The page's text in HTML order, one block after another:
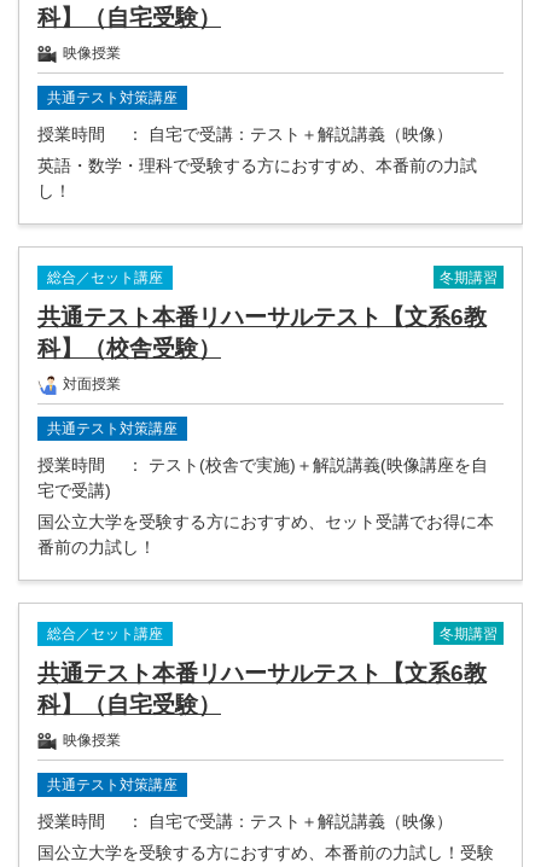
科】（自宅受験）
映像授業
共通テスト対策講座
授業時間
： 自宅で受講：テスト＋解説講義（映像）
英語・数学・理科で受験する方におすすめ、本番前の力試
し！
総合／セット講座 冬期講習
共通テスト本番リハーサルテスト【文系6教
科】（校舎受験）
対面授業
共通テスト対策講座
授業時間
： テスト(校舎で実施)＋解説講義(映像講座を自
宅で受講)
国公立大学を受験する方におすすめ、セット受講でお得に本
番前の力試し！
総合／セット講座 冬期講習
共通テスト本番リハーサルテスト【文系6教
科】（自宅受験）
映像授業
共通テスト対策講座
授業時間
： 自宅で受講：テスト＋解説講義（映像）
国公立大学を受験する方におすすめ、本番前の力試し！受験